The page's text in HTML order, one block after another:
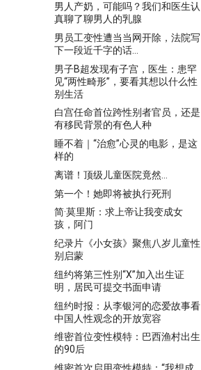
男人产奶，可能吗？我们和医生认
真聊了聊男人的乳腺
男员工变性遭当当网开除，法院写
下一段近千字的话…
男子B超发现有子宫，医生：患罕
见“两性畸形”，要看其想以什么性
别生活
白宫任命首位跨性别者官员，还是
有移民背景的有色人种
睡不着｜“治愈”心灵的电影，是这
样的
离谱！顶级儿童医院竟然…
第一个！她即将被执行死刑
简·莫里斯：求上帝让我变成女
孩，阿门
纪录片《小女孩》聚焦八岁儿童性
别启蒙
纽约将第三性别“X”加入出生证
明，居民可提交书面申请
纽约时报：从李银河的恋爱故事看
中国人性观念的开放宽容
维密首位变性模特：巴西渔村出生
的90后